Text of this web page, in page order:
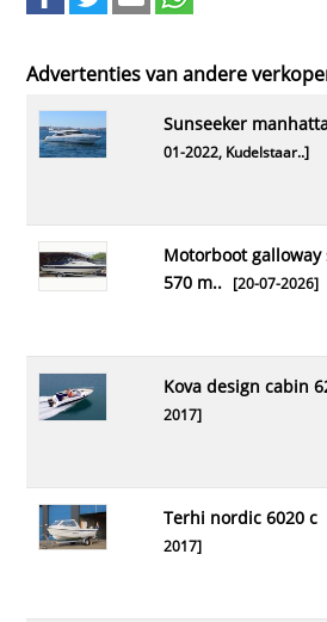
Advertenties van andere
sunseeker
01-2022, Kudelstaar..]
motorboot galloway samba
570 m..[20-07-2026]
kova design cabin
2017]
terhi nordic 6020 c
2017]